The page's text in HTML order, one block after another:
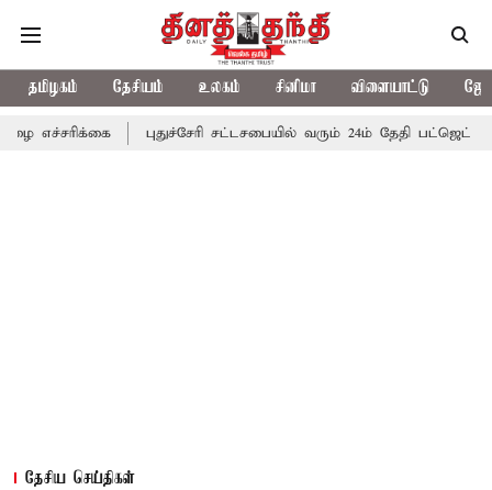
தமிழகம் தேசியம் உலகம் சினிமா விளையாட்டு
புதுச்சேரி சட்டசபையில் வரும் 24ம் தேதி பட்ஜெட் தாக்கல்
தேசிய செய்திகள்